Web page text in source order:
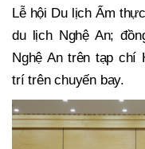
Lễ hội Du lịch Ẩm
du lịch Nghệ An;
Nghệ An trên tạp chí
trí trên chuyến bay.